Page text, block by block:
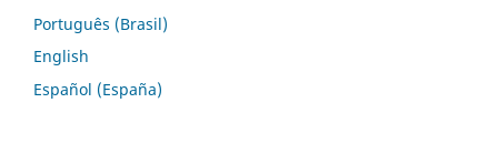
Português (Brasil)
English
Español (España)